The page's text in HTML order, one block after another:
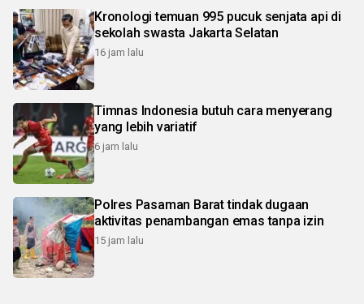
Kronologi temuan 995 pucuk senjata api di
sekolah swasta Jakarta Selatan
16 jam lalu
Timnas Indonesia butuh cara menyerang
yang lebih variatif
6 jam lalu
Polres Pasaman Barat tindak dugaan
aktivitas penambangan emas tanpa izin
15 jam lalu